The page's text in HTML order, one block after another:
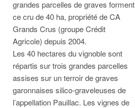
grandes parcelles de graves forment
ce cru de 40 ha, propriété de CA
Grands Crus (groupe Crédit
Agricole) depuis 2004.
Les 40 hectares du vignoble sont
répartis sur trois grandes parcelles
assises sur un terroir de graves
garonnaises silico-graveleuses de
l’appellation Pauillac. Les vignes de